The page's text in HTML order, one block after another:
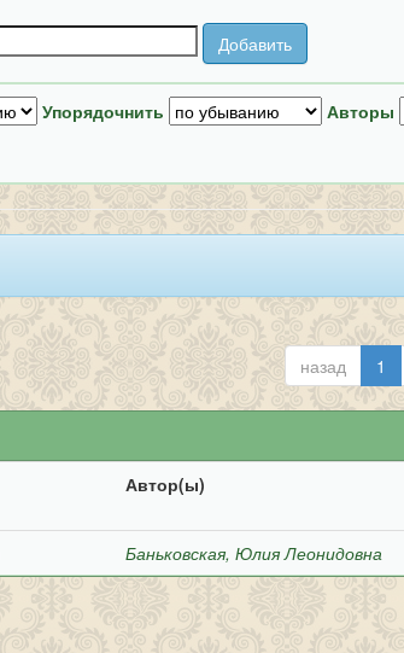
Упорядочнить Авторы
назад 1
Автор(ы)
Баньковская, Юлия Леонидовна